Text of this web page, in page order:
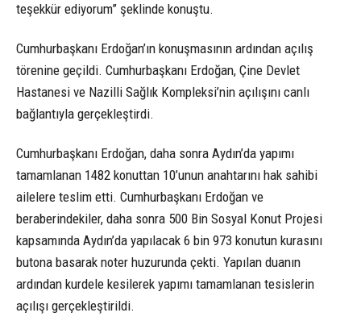
teşekkür ediyorum” şeklinde konuştu.
Cumhurbaşkanı Erdoğan’ın konuşmasının ardından açılış
törenine geçildi. Cumhurbaşkanı Erdoğan, Çine Devlet
Hastanesi ve Nazilli Sağlık Kompleksi’nin açılışını canlı
bağlantıyla gerçekleştirdi.
Cumhurbaşkanı Erdoğan, daha sonra Aydın’da yapımı
tamamlanan 1482 konuttan 10’unun anahtarını hak sahibi
ailelere teslim etti. Cumhurbaşkanı Erdoğan ve
beraberindekiler, daha sonra 500 Bin Sosyal Konut Projesi
kapsamında Aydın’da yapılacak 6 bin 973 konutun kurasını
butona basarak noter huzurunda çekti. Yapılan duanın
ardından kurdele kesilerek yapımı tamamlanan tesislerin
açılışı gerçekleştirildi.